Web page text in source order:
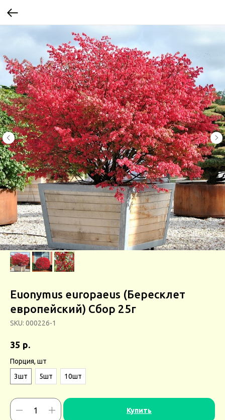
Euonymus europaeus (Бересклет
европейский) Сбор 25г
SKU: 000226-1
35 р.
Порция, шт
3шт
5шт 10шт
Купить